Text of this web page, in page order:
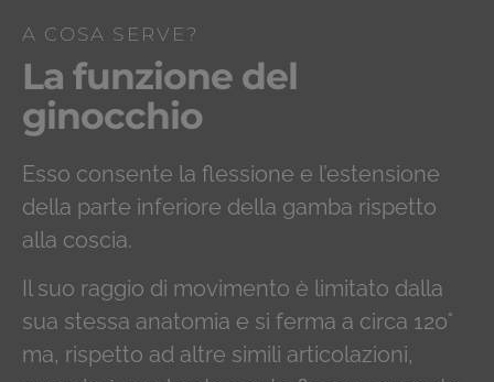
A COSA SERVE?
La funzione del
ginocchio
Esso consente la flessione e l’estensione
della parte inferiore della gamba rispetto
alla coscia.
Il suo raggio di movimento è limitato dalla
sua stessa anatomia e si ferma a circa 120°
ma, rispetto ad altre simili articolazioni,